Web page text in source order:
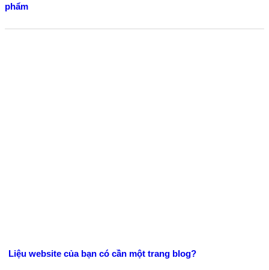
phẩm
Liệu website của bạn có cần một trang blog?